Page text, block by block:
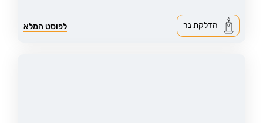
לפוסט המלא הדלקת נר